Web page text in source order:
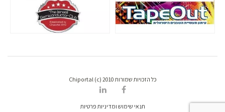
כל הזכויות שמורות Chiportal (c) 2010
תנאי שימוש ומדיניות פרטיות